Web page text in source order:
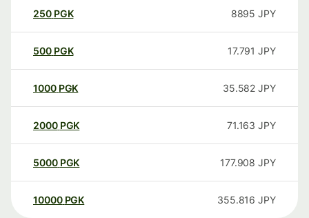
250 PGK 8895 JPY
500 PGK 17.791 JPY
1000 PGK 35.582 JPY
2000 PGK 71.163 JPY
5000 PGK 177.908 JPY
10000 PGK 355.816 JPY